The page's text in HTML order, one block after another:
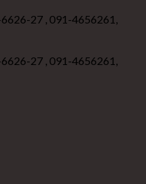
27 , 091-4656261,
27 , 091-4656261,